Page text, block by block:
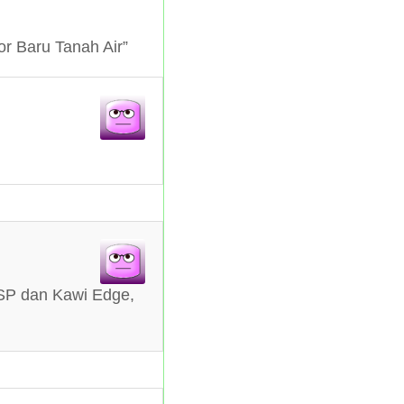
Baru Tanah Air”
dan Kawi Edge,